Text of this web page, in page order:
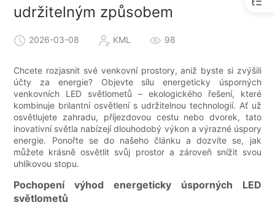
udržitelným způsobem
2026-03-08 KML 98
Chcete rozjasnit své venkovní prostory, aniž byste si zvýšili
účty za energie? Objevte sílu energeticky úsporných
venkovních LED světlometů – ekologického řešení, které
kombinuje brilantní osvětlení s udržitelnou technologií. Ať už
osvětlujete zahradu, příjezdovou cestu nebo dvorek, tato
inovativní světla nabízejí dlouhodobý výkon a výrazné úspory
energie. Ponořte se do našeho článku a dozvíte se, jak
můžete krásně osvětlit svůj prostor a zároveň snížit svou
uhlíkovou stopu.
Pochopení výhod energeticky úsporných LED
světlometů